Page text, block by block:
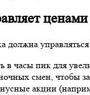
должна
в часы пик для
смен, чтобы
акции